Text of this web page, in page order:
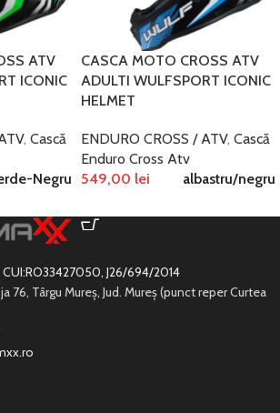
ATV
ICONIC
, Cască
Negru
CASCA MOTO CROSS ATV
ADULTI WULFSPORT ICONIC
HELMET
ENDURO CROSS / ATV, Cască
Enduro Cross Atv
549,00 lei albastru/negru
CUI:RO33427050, J26/694/2014
76, Târgu Mureș, Jud. Mureș (punct reper Curtea